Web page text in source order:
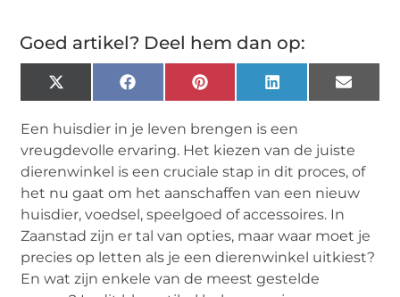
Goed artikel? Deel hem dan op:
X
(Twitter)
FacebookPinterestLinkedInEmail
Een huisdier in je leven brengen is een
vreugdevolle ervaring. Het kiezen van de juiste
dierenwinkel is een cruciale stap in dit proces, of
het nu gaat om het aanschaffen van een nieuw
huisdier, voedsel, speelgoed of accessoires. In
Zaanstad zijn er tal van opties, maar waar moet je
precies op letten als je een dierenwinkel uitkiest?
En wat zijn enkele van de meest gestelde